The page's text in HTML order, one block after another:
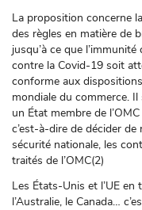
La proposition concerne
des règles en matière de
jusqu’à ce que
contre la Covid-19 soit
conforme aux
mondiale du commerce.
un État membre de
c’est-à-dire de décider
sécurité nationale, les
traités de l’OMC(2)
Les États-Unis et l’UE
l’Australie, le Canada…